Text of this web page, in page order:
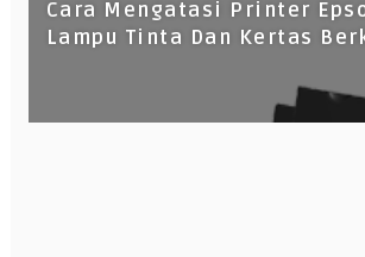
Cara Mengatasi Printer
Lampu Tinta Dan Kertas